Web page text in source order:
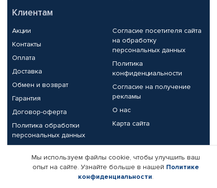
Клиентам
Акции
Контакты
Оплата
Доставка
Обмен и возврат
Гарантия
Договор-оферта
Политика обработки
персональных данных
Согласие посетителя сайта
на обработку
персональных данных
Политика
конфиденциальности
Согласие на получение
рекламы
О нас
Карта сайта
Партнерам
Корпоративным клиентам
Реквизиты компании
Мы используем файлы cookie, чтобы улучшить ваш
опыт на сайте. Узнайте больше в нашей Политике
конфиденциальности.